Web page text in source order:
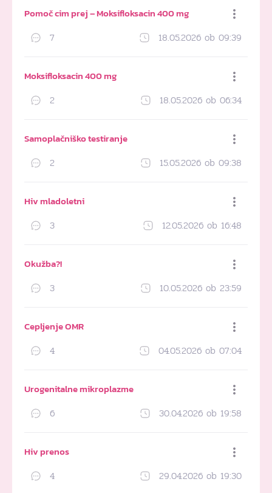
Pomoč cim prej – Moksifloksacin 400 mg
7 18.05.2026 ob 09:39
Moksifloksacin 400 mg
2 18.05.2026 ob 06:34
Samoplačniško testiranje
2 15.05.2026 ob 09:38
Hiv mladoletni
3 12.05.2026 ob 16:48
Okužba?!
3 10.05.2026 ob 23:59
Cepljenje OMR
4 04.05.2026 ob 07:04
Urogenitalne mikroplazme
6 30.04.2026 ob 19:58
Hiv prenos
4 29.04.2026 ob 19:30